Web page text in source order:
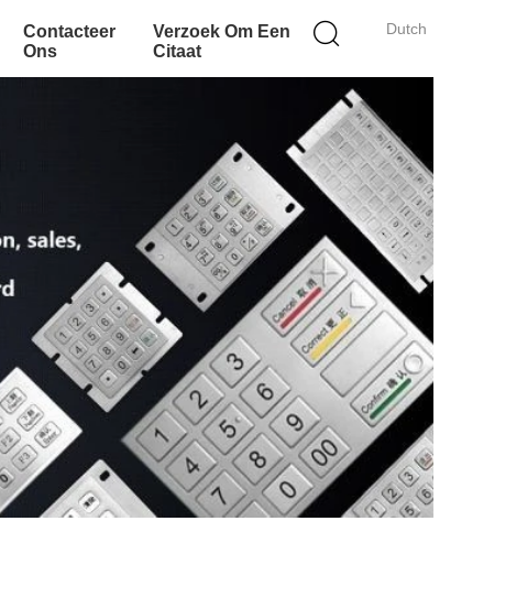
Dutch
Contacteer
Ons
Verzoek Om Een
Citaat